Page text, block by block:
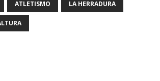
ATLETISMO LA HERRADURA